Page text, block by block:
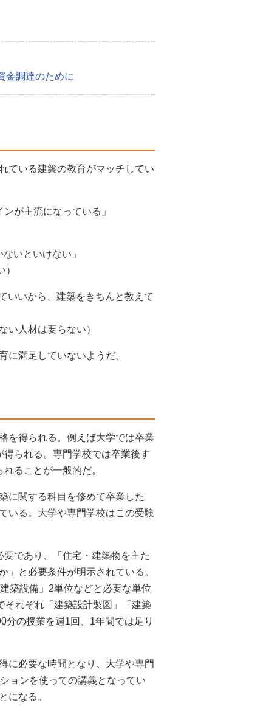
金調達のために
ている建築の教育がマッチしてい
が主流になっている」
いといけない」
いいから、建築をきちんと教えて
い人材は要らない）
に満足していないようだ。
を得られる。例えば大学では卒業
られる。専門学校では卒業後す
ることが一般的だ。
に関する科目を修めて卒業した
いる。大学や専門学校はこの受験
であり、「住宅・建築物を主た
」と必要条件が明示されている。
築設備」2単位などと必要な単位
それぞれ「建築設計製図」「建築
の授業を週1回、1年間では足り
に必要な時間となり、大学や専門
ョンを使っての講義となってい
になる。